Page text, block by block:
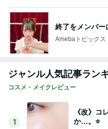
終了をメンバー
Amebaトピックス
ジャンル人気記事ラン
コスメ・メイクレビュー
1
《改》コ
か…。⭐️